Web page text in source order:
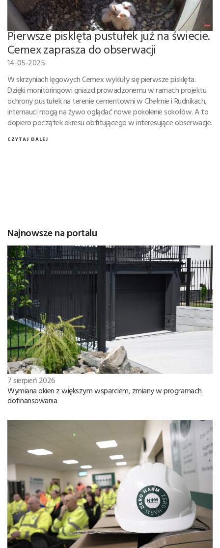
Pierwsze pisklęta pustułek już na świecie.
Cemex zaprasza do obserwacji
14-05-2025
W skrzyniach lęgowych Cemex wykluły się pierwsze pisklęta.
Dzięki monitoringowi gniazd prowadzonemu w ramach projektu
ochrony pustułek na terenie cementowni w Chełmie i Rudnikach,
internauci mogą na żywo oglądać nowe pokolenie sokołów. A to
dopiero początek okresu obfitującego w interesujące obserwacje.
CZYTAJ DALEJ
Najnowsze na portalu
7 sierpień 2026
Wymiana okien z większym wsparciem, zmiany w programach
dofinansowania